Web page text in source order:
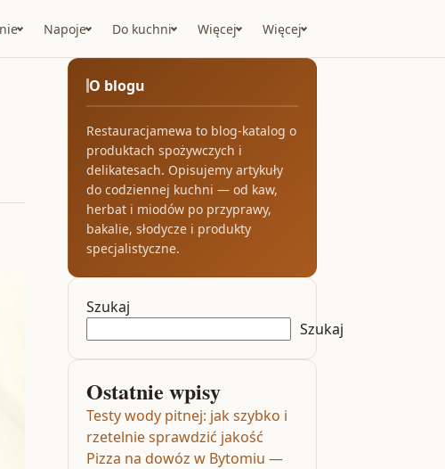
Napoje Do kuchni Więcej Więcej
O blogu
Restauracjamewa to blog-katalog o
produktach spożywczych i
delikatesach. Opisujemy artykuły
do codziennej kuchni — od kaw,
herbat i miodów po przyprawy,
bakalie, słodycze i produkty
specjalistyczne.
Szukaj
Szukaj
Ostatnie wpisy
Testy wody pitnej: jak szybko i
rzetelnie sprawdzić jakość
Pizza na dowóz w Bytomiu —